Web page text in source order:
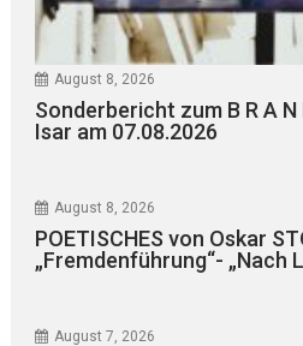
August 8, 2026
Sonderbericht zum B R A
Isar am 07.08.2026
August 8, 2026
POETISCHES von Oskar
„Fremdenführung“- „Nach
August 7, 2026